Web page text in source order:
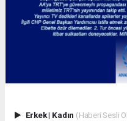
Erkek| Kadın (Haberi Sesli